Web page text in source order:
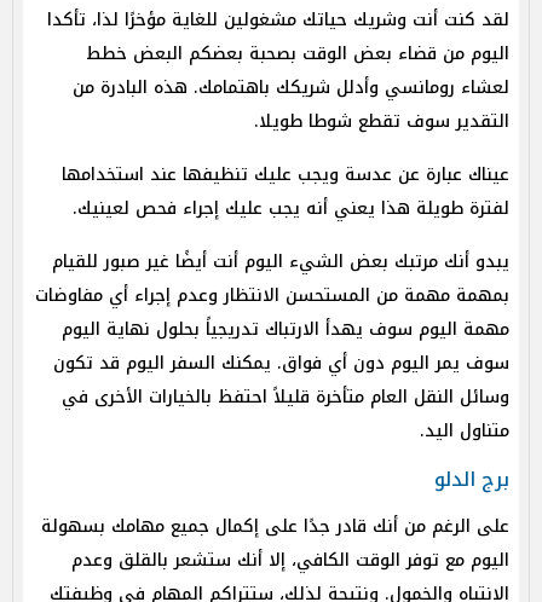
لقد كنت أنت وشريك حياتك مشغولين للغاية مؤخرًا لذا، تأكدا
اليوم من قضاء بعض الوقت بصحبة بعضكم البعض خطط
لعشاء رومانسي وأدلل شريكك باهتمامك. هذه البادرة من
التقدير سوف تقطع شوطا طويلا.
عيناك عبارة عن عدسة ويجب عليك تنظيفها عند استخدامها
لفترة طويلة هذا يعني أنه يجب عليك إجراء فحص لعينيك.
يبدو أنك مرتبك بعض الشيء اليوم أنت أيضًا غير صبور للقيام
بمهمة مهمة من المستحسن الانتظار وعدم إجراء أي مفاوضات
مهمة اليوم سوف يهدأ الارتباك تدريجياً بحلول نهاية اليوم
سوف يمر اليوم دون أي فواق. يمكنك السفر اليوم قد تكون
وسائل النقل العام متأخرة قليلاً احتفظ بالخيارات الأخرى في
متناول اليد.
برج الدلو
على الرغم من أنك قادر جدًا على إكمال جميع مهامك بسهولة
اليوم مع توفر الوقت الكافي، إلا أنك ستشعر بالقلق وعدم
الانتباه والخمول. ونتيجة لذلك، ستتراكم المهام في وظيفتك